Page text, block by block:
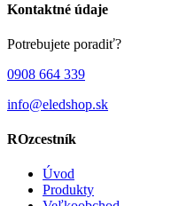
Kontaktné údaje
Potrebujete poradiť?
0908 664 339
info@eledshop.sk
ROzcestník
Úvod
Produkty